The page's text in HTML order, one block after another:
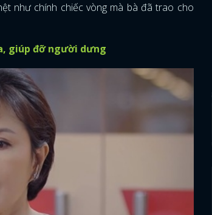
như chính chiếc vòng mà bà đã trao cho
giúp đỡ người dưng